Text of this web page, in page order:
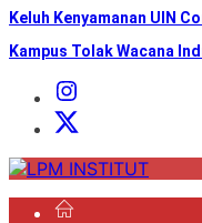
Keluh Kenyamanan UIN
Kampus Tolak Wacana
Instagram
Institut
X
LPM